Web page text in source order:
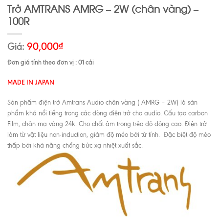
Trở AMTRANS AMRG – 2W (chân vàng) –
100R
Giá: 90,000₫
Đơn giá tính theo đơn vị : 01 cái
MADE IN JAPAN
Sản phẩm điện trở Amtrans Audio chân vàng ( AMRG – 2W) là sản
phẩm khá nổi tiếng trong các dòng điện trở cho audio. Cấu tạo carbon
Film, chân mạ vàng 24k. Cho chất âm trong trẻo độ động cao. Điện trở
làm từ vật liệu non-induction, giảm độ méo bởi từ tính. Đặc biệt độ méo
thấp bởi khả năng chống bức xạ nhiệt xuất sắc.